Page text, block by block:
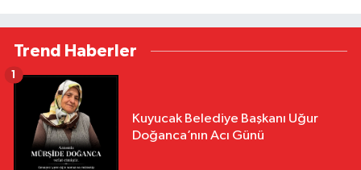
Trend Haberler
Kuyucak Belediye Başkanı Uğur
Doğanca’nın Acı Günü
1